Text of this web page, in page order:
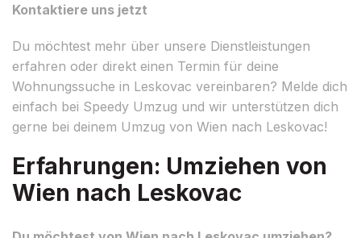
Kontaktiere uns jetzt
Du möchtest mehr über unsere Dienstleistungen
erfahren oder direkt einen Termin für deine
Wohnungssuche in Leskovac vereinbaren? Melde dich
einfach bei Speedy Umzug und wir unterstützen dich
gerne bei deinem Umzug von Wien nach Leskovac!
Erfahrungen: Umziehen von
Wien nach Leskovac